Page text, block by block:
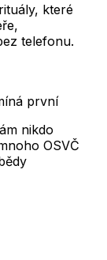
které
telefonu.
první
nikdo
OSVČ